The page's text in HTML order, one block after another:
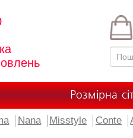
Розмірна
Nana Misstyle Conte